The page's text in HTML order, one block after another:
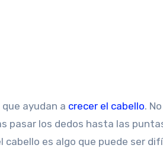
ayudan a crecer el cabello.
pasar los dedos hasta las
es algo que puede ser